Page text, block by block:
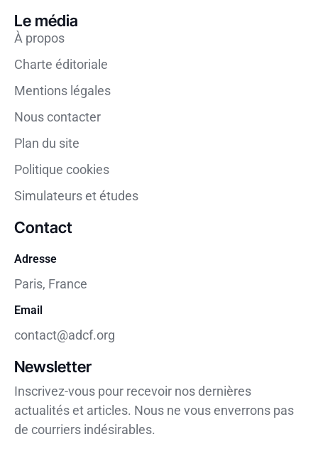
Le média
À propos
Charte éditoriale
Mentions légales
Nous contacter
Plan du site
Politique cookies
Simulateurs et études
Contact
Adresse
Paris, France
Email
contact@adcf.org
Newsletter
Inscrivez-vous pour recevoir nos dernières
actualités et articles. Nous ne vous enverrons pas
de courriers indésirables.